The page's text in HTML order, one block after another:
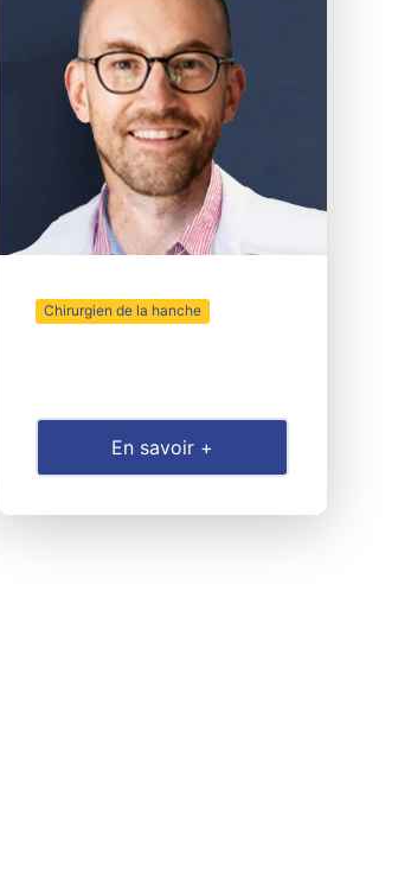
Chirurgien de la hanche
En savoir +